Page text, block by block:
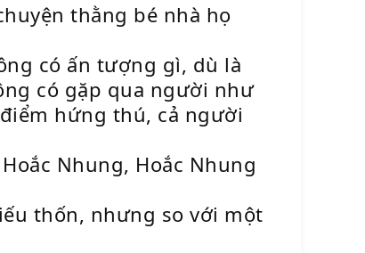
thằng bé nhà họ
có ấn tượng gì, dù là
có gặp qua người như
hứng thú, cả người
Nhung, Hoắc Nhung
thốn, nhưng so với một